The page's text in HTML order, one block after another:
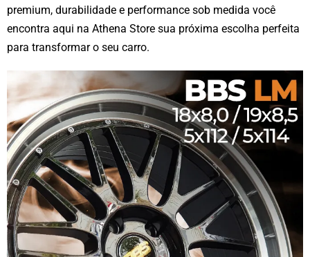
premium, durabilidade e performance sob medida você
encontra aqui na Athena Store sua próxima escolha perfeita
para transformar o seu carro.